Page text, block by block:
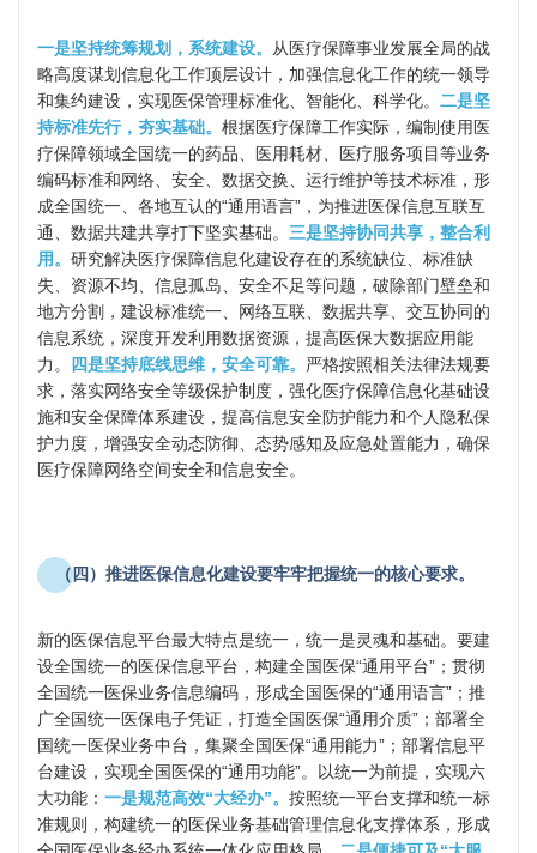
一是坚持统筹规划，系统建设。
从医疗保障事业发展全局的战
略高度谋划信息化工作顶层设计，加强信息化工作的统一领导
和集约建设，实现医保管理标准化、智能化、科学化。 二是坚
持标准先行，夯实基础。 根据医疗保障工作实际，编制使用医
疗保障领域全国统一的药品、医用耗材、医疗服务项目等业务
编码标准和网络、安全、数据交换、运行维护等技术标准，形
成全国统一、各地互认的“通用语言”，为推进医保信息互联互
通、数据共建共享打下坚实基础。 三是坚持协同共享，整合利
用。 研究解决医疗保障信息化建设存在的系统缺位、标准缺
失、资源不均、信息孤岛、安全不足等问题，破除部门壁垒和
地方分割，建设标准统一、网络互联、数据共享、交互协同的
信息系统，深度开发利用数据资源，提高医保大数据应用能
力。
四是坚持底线思维，安全可靠。 严格按照相关法律法规要
求，落实网络安全等级保护制度，强化医疗保障信息化基础设
施和安全保障体系建设，提高信息安全防护能力和个人隐私保
护力度，增强安全动态防御、态势感知及应急处置能力，确保
医疗保障网络空间安全和信息安全。
（四）推进医保信息化建设要牢牢把握统一的核心要求。
新的医保信息平台最大特点是统一，统一是灵魂和基础。要建
设全国统一的医保信息平台，构建全国医保“通用平台”；贯彻
全国统一医保业务信息编码，形成全国医保的“通用语言”；推
广全国统一医保电子凭证，打造全国医保“通用介质”；部署全
国统一医保业务中台，集聚全国医保“通用能力”；部署信息平
台建设，实现全国医保的“通用功能”。以统一为前提，实现六
大功能： 一是规范高效“大经办”。 按照统一平台支撑和统一标
准规则，构建统一的医保业务基础管理信息化支撑体系，形成